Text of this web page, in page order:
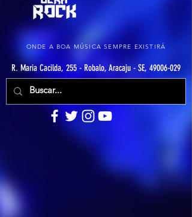
ONDE A BOA MÚSICA SEMPRE EXISTIRÁ
R. Maria Cacilda, 255 - Robalo, Aracaju - SE, 49006-029